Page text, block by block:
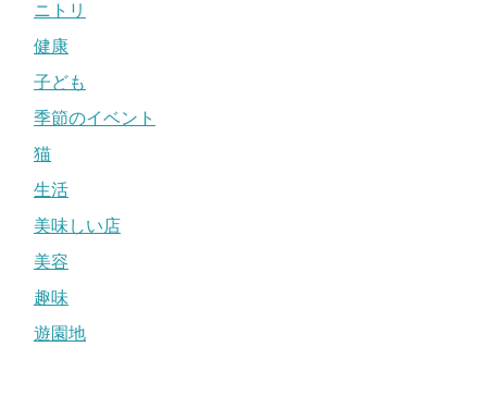
ニトリ
健康
子ども
季節のイベント
猫
生活
美味しい店
美容
趣味
遊園地